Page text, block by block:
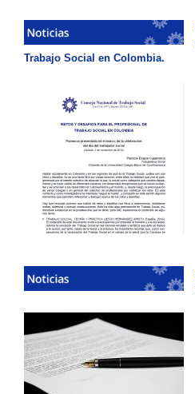
Trabajo Social en Colombia.